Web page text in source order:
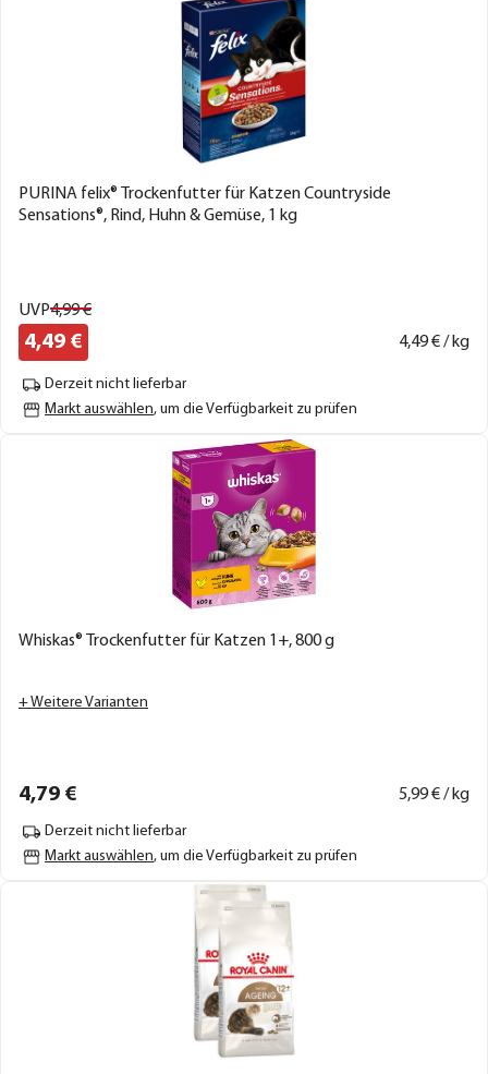
PURINA felix® Trockenfutter für Katzen Countryside
Sensations®, Rind, Huhn & Gemüse, 1 kg
UVP4,99€
4,49 € 4,49€ / kg
Derzeit nicht lieferbar
Markt auswählen, um die Verfügbarkeit zu prüfen
Whiskas® Trockenfutter für Katzen 1+, 800 g
+ Weitere Varianten
4,79 € 5,99€ / kg
Derzeit nicht lieferbar
Markt auswählen, um die Verfügbarkeit zu prüfen